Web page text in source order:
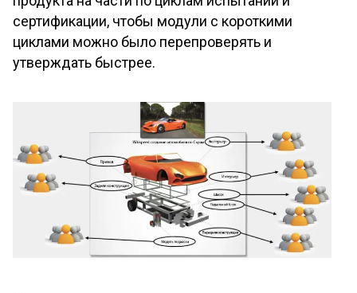
сертификации, чтобы модули с короткими
циклами можно было перепроверять и
утверждать быстрее.